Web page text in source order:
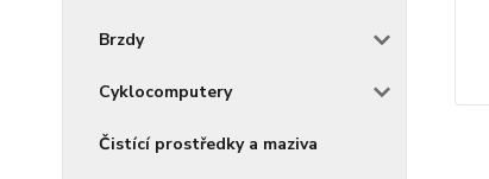
Brzdy
Cyklocomputery
Čistící prostředky a maziva